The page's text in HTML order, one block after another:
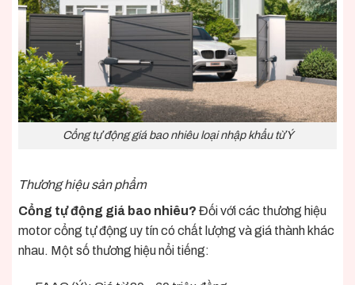
Cổng tự động giá bao nhiêu loại nhập khẩu từ Ý
Thương hiệu sản phẩm
Cổng tự động giá bao nhiêu? Đối với các thương hiệu
motor cổng tự động uy tín có chất lượng và giá thành khác
nhau. Một số thương hiệu nổi tiếng: